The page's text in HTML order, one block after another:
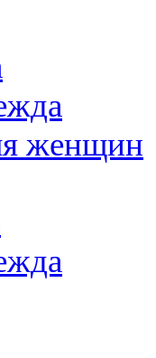
женщин